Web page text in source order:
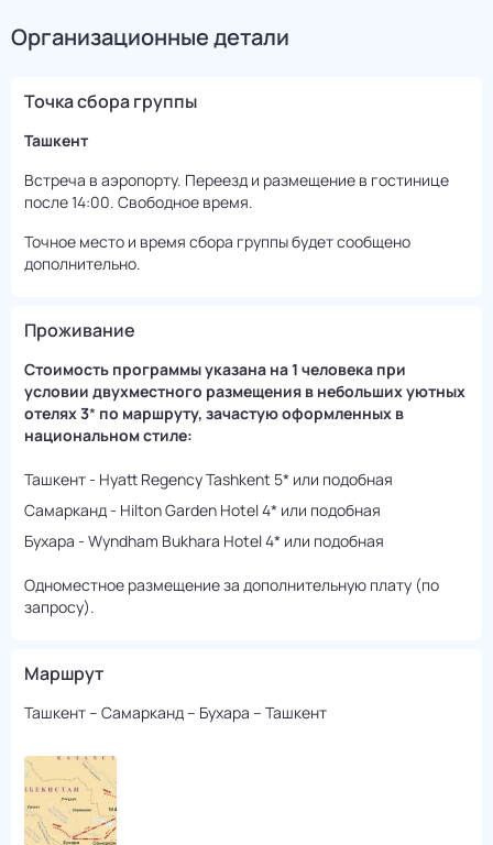
Организационные детали
Точка сбора группы
Ташкент
Встреча в аэропорту. Переезд и размещение в гостинице
после 14:00. Свободное время.
Точное место и время сбора группы будет сообщено
дополнительно.
Проживание
Cтоимость программы указана на 1 человека при
условии двухместного размещения в небольших уютных
отелях 3* по маршруту, зачастую оформленных в
национальном стиле:
Ташкент - Hyatt Regency Tashkent 5* или подобная
Самарканд - Hilton Garden Hotel 4* или подобная
Бухара - Wyndham Bukhara Hotel 4* или подобная
Одноместное размещение за дополнительную плату (по
запросу).
Маршрут
Ташкент – Самарканд – Бухара – Ташкент